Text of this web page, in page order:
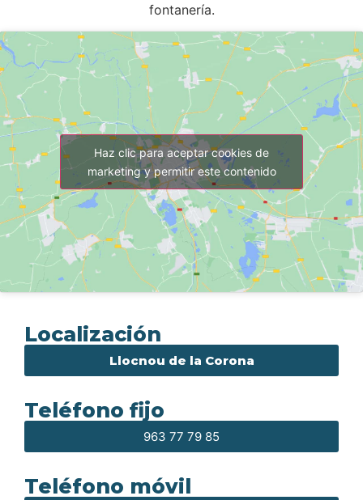
fontanería.
Haz clic para aceptar cookies de
marketing y permitir este contenido
Localización
Llocnou de la Corona
Teléfono fijo
963 77 79 85
Teléfono móvil